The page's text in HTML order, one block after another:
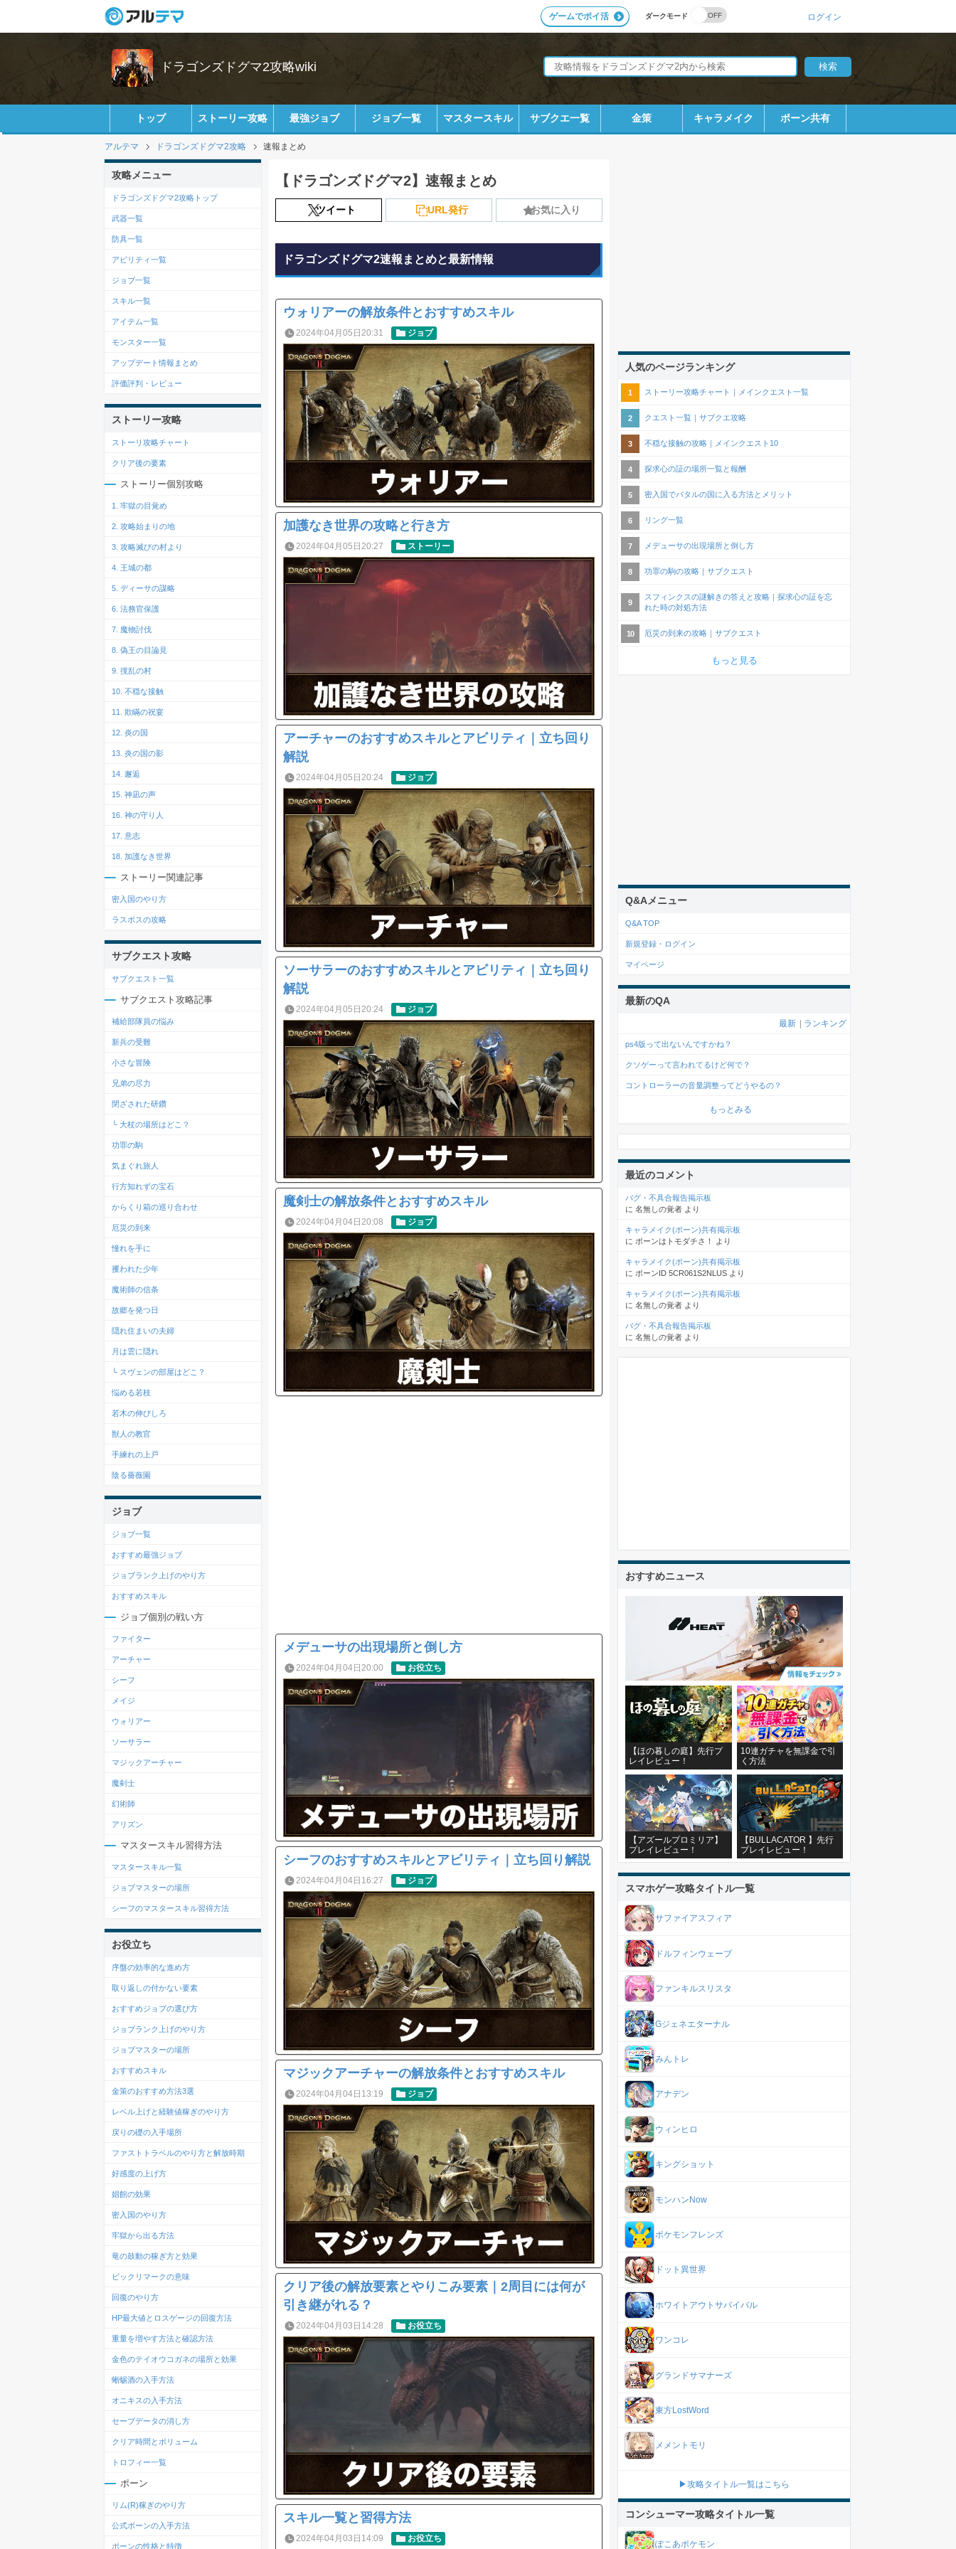
ダークモード
ゲームでポイ活 ログイン
ドラゴンズドグマ2攻略wiki
トップ ストーリー攻略 最強ジョブ ジョブ一覧 マスタースキル サブクエ一覧 金策 キャラメイク ポーン共有
アルテマ ドラゴンズドグマ2攻略 速報まとめ
【ドラゴンズドグマ2】速報まとめ
ツイート URL発行 お気に入り
ドラゴンズドグマ2速報まとめと最新情報
ウォリアーの解放条件とおすすめスキル
2024年04月05日20:31 ジョブ
加護なき世界の攻略と行き方
2024年04月05日20:27 ストーリー
アーチャーのおすすめスキルとアビリティ｜立ち回り
解説
2024年04月05日20:24 ジョブ
ソーサラーのおすすめスキルとアビリティ｜立ち回り
解説
2024年04月05日20:24 ジョブ
魔剣士の解放条件とおすすめスキル
2024年04月04日20:08 ジョブ
メデューサの出現場所と倒し方
2024年04月04日20:00 お役立ち
シーフのおすすめスキルとアビリティ｜立ち回り解説
2024年04月04日16:27 ジョブ
マジックアーチャーの解放条件とおすすめスキル
2024年04月04日13:19 ジョブ
クリア後の解放要素とやりこみ要素｜2周目には何が
引き継がれる？
2024年04月03日14:28 お役立ち
スキル一覧と習得方法
2024年04月03日14:09 お役立ち
攻略メニュー
ドラゴンズドグマ2攻略トップ
武器一覧
防具一覧
アビリティ一覧
ジョブ一覧
スキル一覧
アイテム一覧
モンスター一覧
アップデート情報まとめ
評価評判・レビュー
ストーリー攻略
ストーリ攻略チャート
クリア後の要素
ストーリー個別攻略
1. 牢獄の目覚め
2. 攻略始まりの地
3. 攻略滅びの村より
4. 王城の都
5. ディーサの謀略
6. 法務官保護
7. 魔物討伐
8. 偽王の目論見
9. 撹乱の村
10. 不穏な接触
11. 欺瞞の祝宴
12. 炎の国
13. 炎の国の影
14. 邂逅
15. 神凪の声
16. 神の守り人
17. 意志
18. 加護なき世界
ストーリー関連記事
密入国のやり方
ラスボスの攻略
サブクエスト攻略
サブクエスト一覧
サブクエスト攻略記事
補給部隊員の悩み
新兵の受難
小さな冒険
兄弟の尽力
閉ざされた研鑽
└ 大杖の場所はどこ？
功罪の駒
気まぐれ旅人
行方知れずの宝石
からくり箱の巡り合わせ
厄災の到来
憧れを手に
攫われた少年
魔術師の信条
故郷を発つ日
隠れ住まいの夫婦
月は雲に隠れ
└ スヴェンの部屋はどこ？
悩める若枝
若木の伸びしろ
獣人の教官
手練れの上戸
陰る薔薇園
ジョブ
ジョブ一覧
おすすめ最強ジョブ
ジョブランク上げのやり方
おすすめスキル
ジョブ個別の戦い方
ファイター
アーチャー
シーフ
メイジ
ウォリアー
ソーサラー
マジックアーチャー
魔剣士
幻術師
アリズン
マスタースキル習得方法
マスタースキル一覧
ジョブマスターの場所
シーフのマスタースキル習得方法
お役立ち
序盤の効率的な進め方
取り返しの付かない要素
おすすめジョブの選び方
ジョブランク上げのやり方
ジョブマスターの場所
おすすめスキル
金策のおすすめ方法3選
レベル上げと経験値稼ぎのやり方
戻りの礎の入手場所
ファストトラベルのやり方と解放時期
好感度の上げ方
娼館の効果
密入国のやり方
牢獄から出る方法
竜の鼓動の稼ぎ方と効果
ビックリマークの意味
回復のやり方
HP最大値とロスゲージの回復方法
重量を増やす方法と確認方法
金色のテイオウコガネの場所と効果
蜥蜴酒の入手方法
オニキスの入手方法
セーブデータの消し方
クリア時間とボリューム
トロフィー一覧
ポーン
リム(R)稼ぎのやり方
公式ポーンの入手方法
ポーンの性格と特徴
人気のページランキング
ストーリー攻略チャート｜メインクエスト一覧
クエスト一覧｜サブクエ攻略
不穏な接触の攻略｜メインクエスト10
探求心の証の場所一覧と報酬
密入国でバタルの国に入る方法とメリット
リング一覧
メデューサの出現場所と倒し方
功罪の駒の攻略｜サブクエスト
スフィンクスの謎解きの答えと攻略｜探求心の証を忘
れた時の対処方法
厄災の到来の攻略｜サブクエスト
もっと見る
Q&Aメニュー
Q&A TOP
新規登録・ログイン
マイページ
最新のQA
最新 ランキング
ps4版って出ないんですかね？
クソゲーって言われてるけど何で？
コントローラーの音量調整ってどうやるの？
もっとみる
最近のコメント
バグ・不具合報告掲示板
に 名無しの覚者 より
キャラメイク(ポーン)共有掲示板
に ポーンはトモダチさ！ より
キャラメイク(ポーン)共有掲示板
に ポーンID 5CR061S2NLUS より
キャラメイク(ポーン)共有掲示板
に 名無しの覚者 より
バグ・不具合報告掲示板
に 名無しの覚者 より
おすすめニュース
【ほの暮しの庭】先行プ
レイレビュー！
10連ガチャを無課金で引
く方法
【アズールプロミリア】
プレイレビュー！
【BULLACATOR 】先行
プレイレビュー！
スマホゲー攻略タイトル一覧
サファイアスフィア
ドルフィンウェーブ
ファンキルスリスタ
Gジェネエターナル
みんトレ
アナデン
ウィンヒロ
キングショット
モンハンNow
ポケモンフレンズ
ドット異世界
ホワイトアウトサバイバル
ワンコレ
グランドサマナーズ
東方LostWord
メメントモリ
▶攻略タイトル一覧はこちら
コンシューマー攻略タイトル一覧
ぽこあポケモン